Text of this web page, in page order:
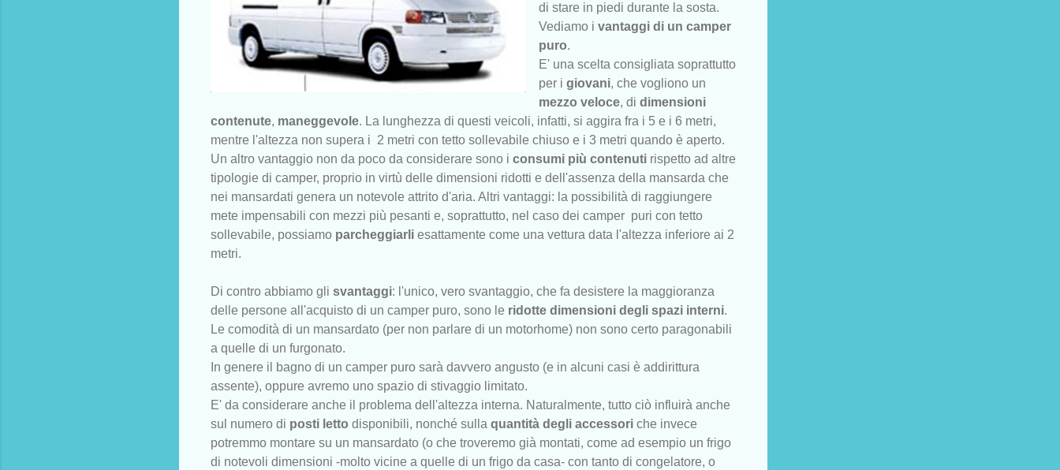
di stare in piedi durante la sosta.
Vediamo i vantaggi di un camper
puro.
E' una scelta consigliata soprattutto
per i giovani, che vogliono un
mezzo veloce, di dimensioni
contenute, maneggevole. La lunghezza di questi veicoli, infatti, si aggira fra i 5 e i 6 metri,
mentre l'altezza non supera i 2 metri con tetto sollevabile chiuso e i 3 metri quando è aperto.
Un altro vantaggio non da poco da considerare sono i consumi più contenuti rispetto ad altre
tipologie di camper, proprio in virtù delle dimensioni ridotti e dell'assenza della mansarda che
nei mansardati genera un notevole attrito d'aria. Altri vantaggi: la possibilità di raggiungere
mete impensabili con mezzi più pesanti e, soprattutto, nel caso dei camper puri con tetto
sollevabile, possiamo parcheggiarli esattamente come una vettura data l'altezza inferiore ai 2
metri.
Di contro abbiamo gli svantaggi: l'unico, vero svantaggio, che fa desistere la maggioranza
delle persone all'acquisto di un camper puro, sono le ridotte dimensioni degli spazi interni.
Le comodità di un mansardato (per non parlare di un motorhome) non sono certo paragonabili
a quelle di un furgonato.
In genere il bagno di un camper puro sarà davvero angusto (e in alcuni casi è addirittura
assente), oppure avremo uno spazio di stivaggio limitato.
E' da considerare anche il problema dell'altezza interna. Naturalmente, tutto ciò influirà anche
sul numero di posti letto disponibili, nonché sulla quantità degli accessori che invece
potremmo montare su un mansardato (o che troveremo già montati, come ad esempio un frigo
di notevoli dimensioni -molto vicine a quelle di un frigo da casa- con tanto di congelatore, o